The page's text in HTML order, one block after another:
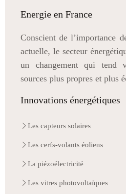
Energie en France
Conscient de l’importance
actuelle, le secteur
un changement qui tend
sources plus propres et plus
Innovations énergétiques
Les capteurs solaires
Les cerfs-volants éoliens
La piézoélectricité
Les vitres photovoltaïques